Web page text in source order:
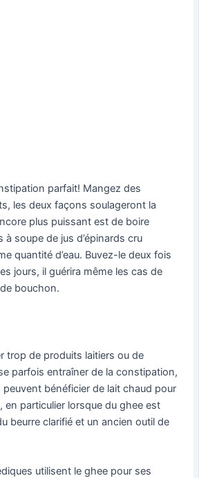
parfait! Mangez des
les deux façons soulageront la
plus puissant est de boire
à soupe de jus d’épinards cru
quantité d’eau. Buvez-le deux fois
jours, il guérira même les cas de
bouchon.
trop de produits laitiers ou de
parfois entraîner de la constipation,
bénéficier de lait chaud pour
en particulier lorsque du ghee est
beurre clarifié et un ancien outil de
utilisent le ghee pour ses